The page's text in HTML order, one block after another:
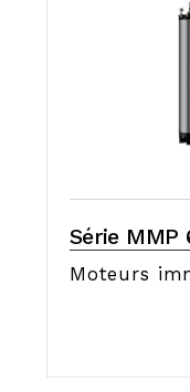
Série MMP
Moteurs